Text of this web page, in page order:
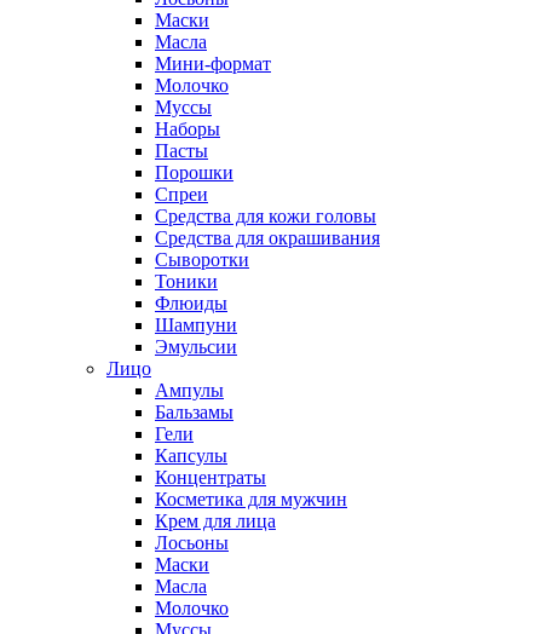
Маски
Масла
Мини-формат
Молочко
Муссы
Наборы
Пасты
Порошки
Спреи
Средства для кожи головы
Средства для окрашивания
Сыворотки
Тоники
Флюиды
Шампуни
Эмульсии
Лицо
Ампулы
Бальзамы
Гели
Капсулы
Концентраты
Косметика для мужчин
Крем для лица
Лосьоны
Маски
Масла
Молочко
Муссы